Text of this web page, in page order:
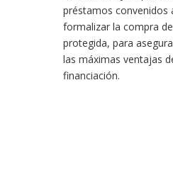
préstamos convenidos
formalizar la compra
protegida, para
las máximas ventajas
financiación.